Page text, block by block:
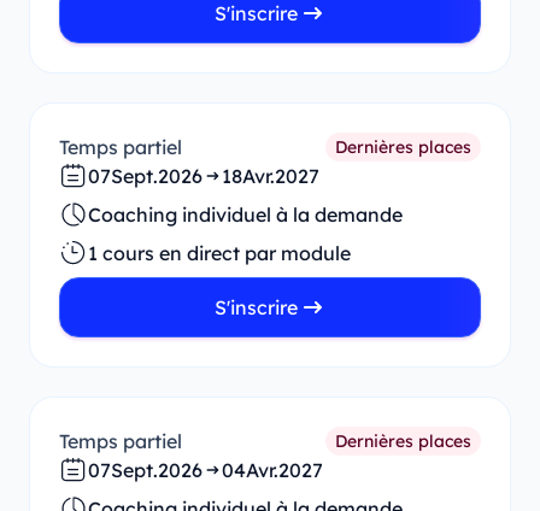
S'inscrire
Temps partiel Dernières places
07Sept.2026 18Avr.2027
Coaching individuel à la demande
1 cours en direct par module
S'inscrire
Temps partiel Dernières places
07Sept.2026 04Avr.2027